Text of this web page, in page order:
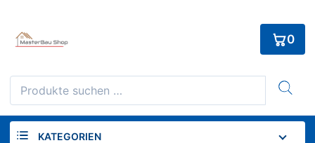
content
Suchen
nach:
0
KATEGORIEN